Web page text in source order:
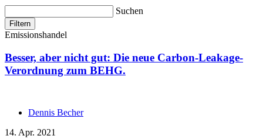
Suchen
Filtern
Emissionshandel
Besser, aber nicht gut: Die neue Carbon-Leakage-
Verordnung zum BEHG.
Dennis Becher
14. Apr. 2021